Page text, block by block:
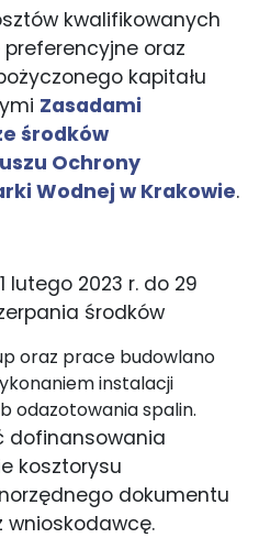
kwalifikowanych
oraz
kapitału
Zasadami
środków
Ochrony
Wodnej w Krakowie.
lutego 2023 r. do 29
środków
oraz prace budowlano
instalacji
odazotowania spalin.
dofinansowania
kosztorysu
dokumentu
wnioskodawcę.